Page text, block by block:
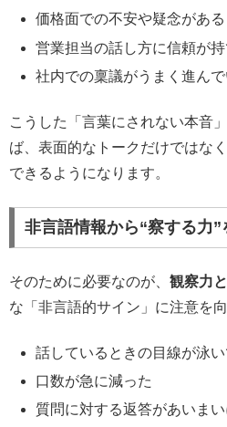
価格面での不安や疑念がある
営業担当の話し方に信頼が
社内での稟議がうまく進ん
こうした「言葉にされない本音
ば、表面的なトークだけではな
できるようになります。
非言語情報から“察する力”
そのために必要なのが、 観察力
な「非言語的サイン」に注意を
話しているときの目線が泳い
口数が急に減った
質問に対する返答があいま